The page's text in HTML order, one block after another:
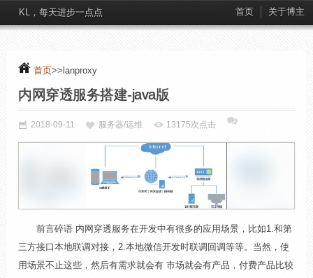
KL，每天进步一点点 首页 关于博主
首页>>lanproxy
内网穿透服务搭建-java版
2018-09-11 服务器/运维 13175次点击
前言碎语 内网穿透服务在开发中有很多的应用场景，比如1.和第
三方接口本地联调对接，2.本地微信开发时联调回调等等。当然，使
用场景不止这些，然后有需求就会有 市场就会有产品，付费产品比较